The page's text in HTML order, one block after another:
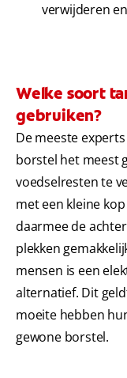
verwijderen
Welke soort
gebruiken?
De meeste
borstel het meest
voedselresten te
met een kleine
daarmee de
plekken
mensen is een
alternatief. Dit
moeite hebben
gewone borstel.